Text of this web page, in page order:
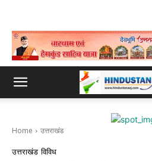
Home उत्तराखंड
उत्तराखंड विविध